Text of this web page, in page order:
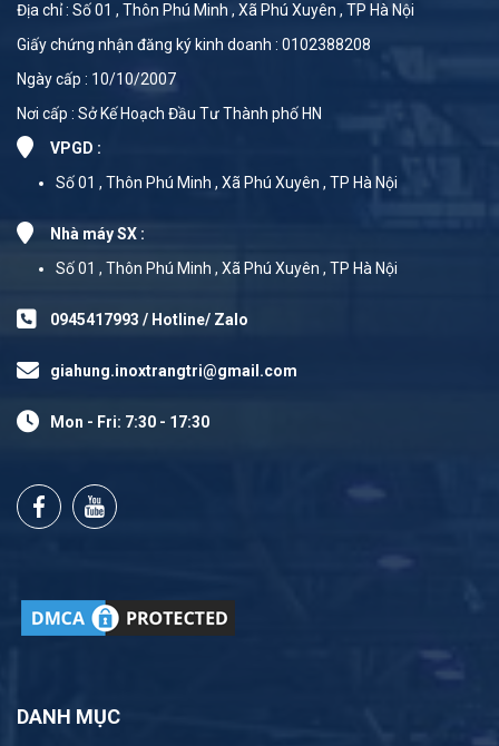
Địa chỉ : Số 01 , Thôn Phú Minh , Xã Phú Xuyên , TP Hà Nội
Giấy chứng nhận đăng ký kinh doanh : 0102388208
Ngày cấp : 10/10/2007
Nơi cấp : Sở Kế Hoạch Đầu Tư Thành phố HN
VPGD :
Số 01 , Thôn Phú Minh , Xã Phú Xuyên , TP Hà Nội
Nhà máy SX :
Số 01 , Thôn Phú Minh , Xã Phú Xuyên , TP Hà Nội
0945417993 / Hotline/ Zalo
giahung.inoxtrangtri@gmail.com
Mon - Fri: 7:30 - 17:30
DANH MỤC